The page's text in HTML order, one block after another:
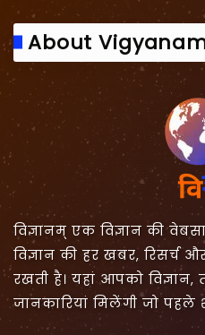
About
विज्ञानम् एक विज्ञान की
विज्ञान की हर खबर,
रखती है। यहां आपको
जानकारियां मिलेंगी जो पहले